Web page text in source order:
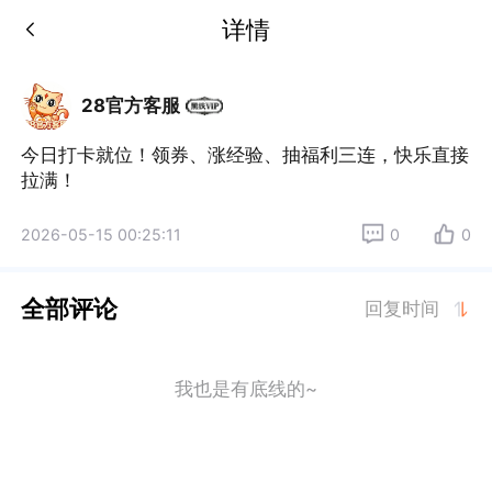
详情
28官方客服
今日打卡就位！领券、涨经验、抽福利三连，快乐直接
拉满！
2026-05-15 00:25:11 0 0
全部评论 回复时间
我也是有底线的~